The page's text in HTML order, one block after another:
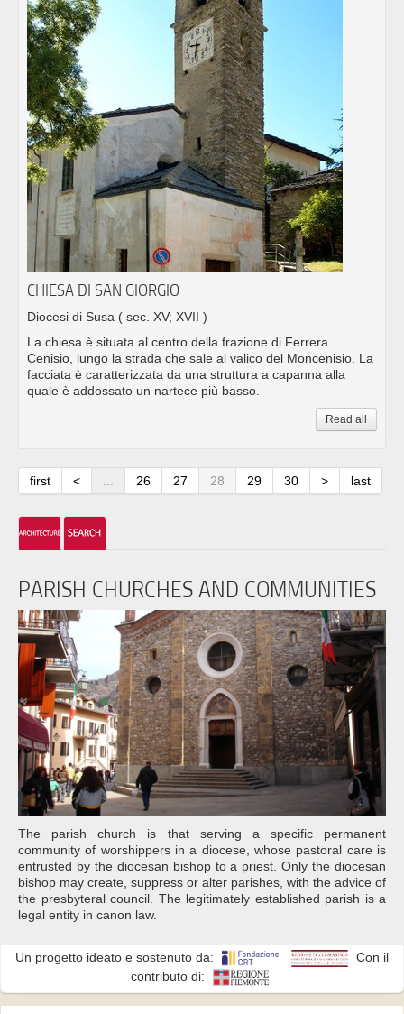
CHIESA DI SAN GIORGIO
Diocesi di Susa ( sec. XV; XVII )
La chiesa è situata al centro della frazione di Ferrera
Cenisio, lungo la strada che sale al valico del Moncenisio. La
facciata è caratterizzata da una struttura a capanna alla
quale è addossato un nartece più basso.
Read all
first < ... 26 27 28 29 30 > last
PARISH CHURCHES AND COMMUNITIES
The parish church is that serving a specific permanent
community of worshippers in a diocese, whose pastoral care is
entrusted by the diocesan bishop to a priest. Only the diocesan
bishop may create, suppress or alter parishes, with the advice of
the presbyteral council. The legitimately established parish is a
legal entity in canon law.
Un progetto ideato e sostenuto da:
Con il
contributo di: